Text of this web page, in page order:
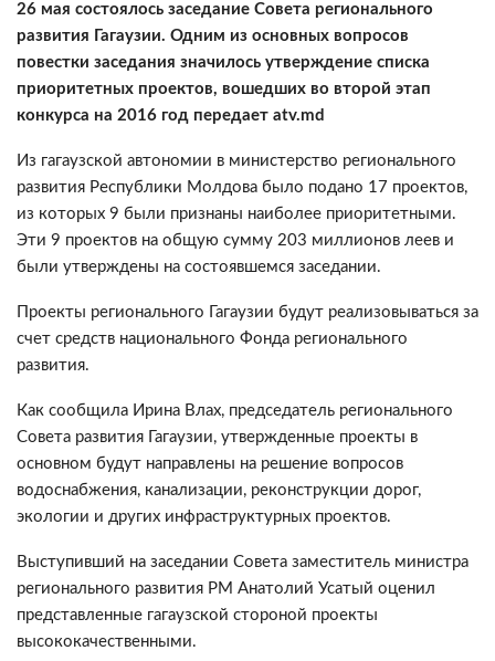
26 мая состоялось заседание Совета регионального
развития Гагаузии. Одним из основных вопросов
повестки заседания значилось утверждение списка
приоритетных проектов, вошедших во второй этап
конкурса на 2016 год передает atv.md
Из гагаузской автономии в министерство регионального
развития Республики Молдова было подано 17 проектов,
из которых 9 были признаны наиболее приоритетными.
Эти 9 проектов на общую сумму 203 миллионов леев и
были утверждены на состоявшемся заседании.
Проекты регионального Гагаузии будут реализовываться за
счет средств национального Фонда регионального
развития.
Как сообщила Ирина Влах, председатель регионального
Совета развития Гагаузии, утвержденные проекты в
основном будут направлены на решение вопросов
водоснабжения, канализации, реконструкции дорог,
экологии и других инфраструктурных проектов.
Выступивший на заседании Совета заместитель министра
регионального развития РМ Анатолий Усатый оценил
представленные гагаузской стороной проекты
высококачественными.